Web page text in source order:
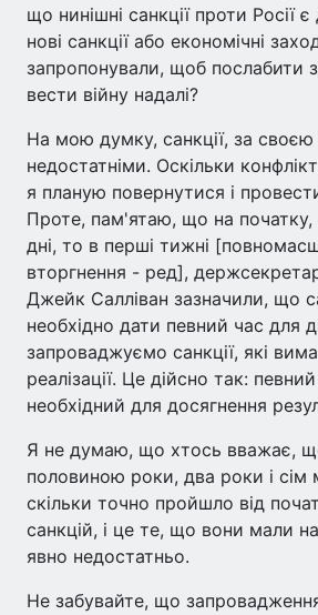
що нинішні санкції проти Росії
нові санкції або економічні
запропонували, щоб послабити
вести війну надалі?
На мою думку, санкції, за
недостатніми. Оскільки
я планую повернутися і
Проте, пам'ятаю, що на
дні, то в перші тижні
вторгнення - ред],
Джейк Салліван зазначили, що
необхідно дати певний час для
запроваджуємо санкції, які
реалізації. Це дійсно так:
необхідний для досягнення
Я не думаю, що хтось вважає,
половиною роки, два роки і сім
скільки точно пройшло від
санкцій, і це те, що вони мали
явно недостатньо.
Не забувайте, що запровадження